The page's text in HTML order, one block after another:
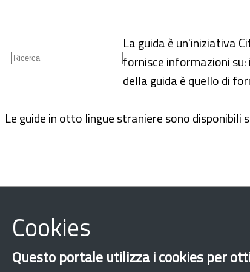
La guida è un'iniziativa
fornisce informazioni su:
della guida è quello di
Le guide in otto lingue straniere sono disponibili
Cookies
Questo portale utilizza i cookies per